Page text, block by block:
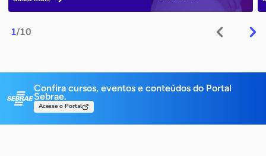
1/10
Confira cursos, eventos e conteúdos do Portal
Sebrae.
Acesse o Portal